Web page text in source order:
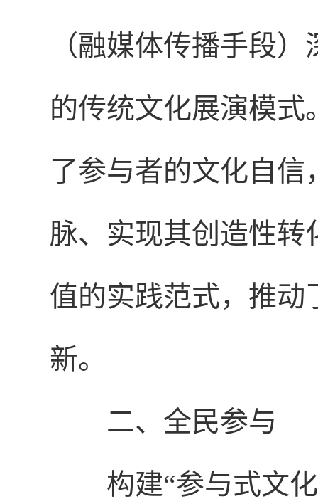
（融媒体传播手段
的传统文化展演模
了参与者的文化自
脉、实现其创造性转
值的实践范式，推动
新。
二、全民参与
构建“参与式文